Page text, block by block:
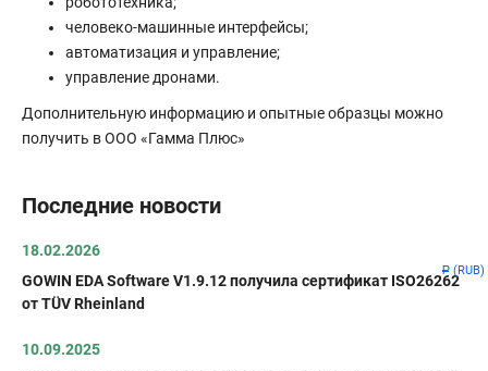
Р (RUB)
человеко-машинные интерфейсы;
автоматизация и управление;
управление дронами.
Дополнительную информацию и опытные образцы можно
получить в ООО «Гамма Плюс»
Последние новости
18.02.2026
GOWIN EDA Software V1.9.12 получила сертификат ISO26262
от TÜV Rheinland
10.09.2025